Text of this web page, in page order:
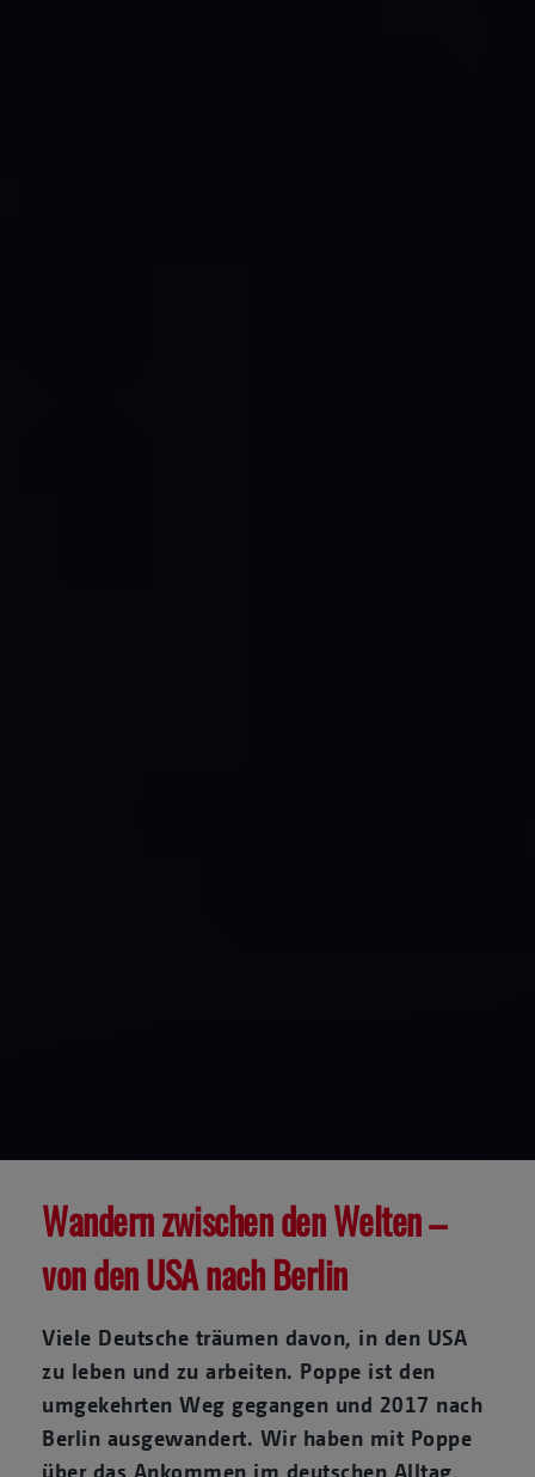
Wandern zwischen den Welten –
von den USA nach Berlin
Viele Deutsche träumen davon, in den USA
zu leben und zu arbeiten. Poppe ist den
umgekehrten Weg gegangen und 2017 nach
Berlin ausgewandert. Wir haben mit Poppe
über das Ankommen im deutschen Alltag,